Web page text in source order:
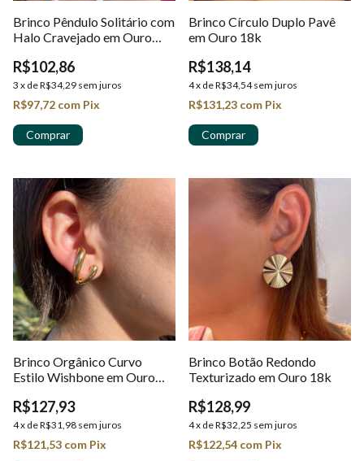
Brinco Pêndulo Solitário com
Halo Cravejado em Ouro
R$102,86
3 x deR$34,29 sem juros
R$97,72 com Pix
Brinco Círculo Duplo Pavê
em Ouro 18k
R$138,14
4x deR$34,54 sem juros
R$131,23 com Pix
Brinco Orgânico Curvo
Estilo Wishbone em Ouro
R$127,93
4x deR$31,98 sem juros
R$121,53 com Pix
Brinco Botão Redondo
Texturizado em Ouro 18k
R$128,99
4x deR$32,25 sem juros
R$122,54 com Pix